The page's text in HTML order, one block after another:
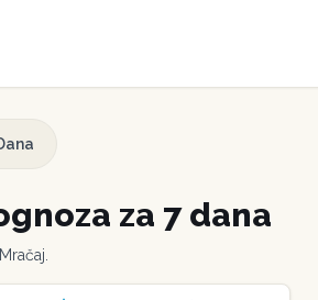
za 7 dana
Mračaj